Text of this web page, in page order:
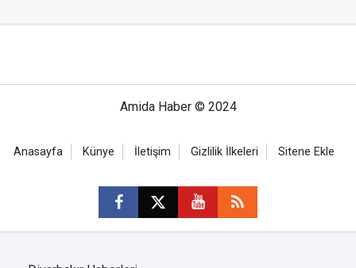
Amida Haber © 2024
Anasayfa Künye İletişim Gizlilik İlkeleri Sitene Ekle